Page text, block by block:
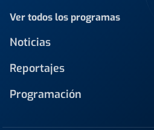
Ver todos los programas
Noticias
Reportajes
Programación